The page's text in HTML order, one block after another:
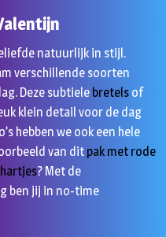
natuurlijk in stijl.
verschillende soorten
Deze subtiele bretelsof
klein detail voor de dag
hebben we ook een hele
van dit pak met rode
? Met de
ben jij in no-time